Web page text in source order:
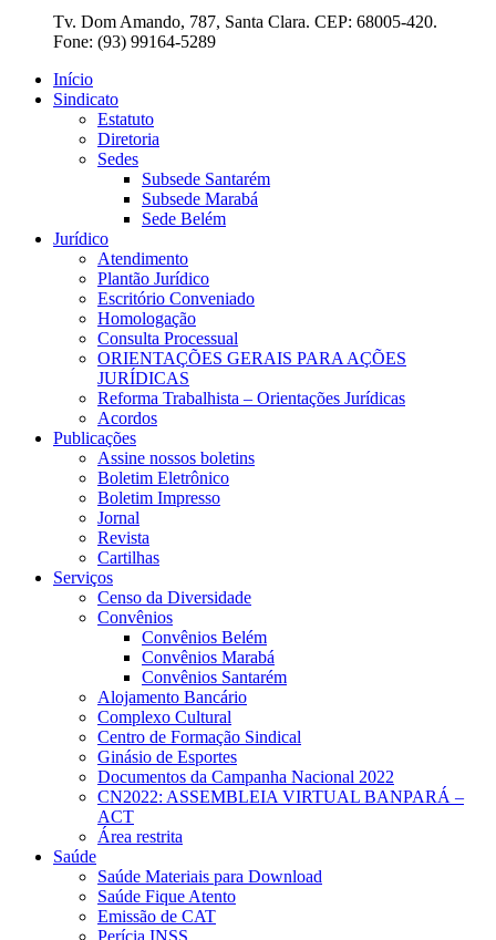
Tv. Dom Amando, 787, Santa Clara. CEP: 68005-420.
Fone: (93) 99164-5289
Início
Sindicato
Estatuto
Diretoria
Sedes
Subsede Santarém
Subsede Marabá
Sede Belém
Jurídico
Atendimento
Plantão Jurídico
Escritório Conveniado
Homologação
Consulta Processual
ORIENTAÇÕES GERAIS PARA AÇÕES
JURÍDICAS
Reforma Trabalhista – Orientações Jurídicas
Acordos
Publicações
Assine nossos boletins
Boletim Eletrônico
Boletim Impresso
Jornal
Revista
Cartilhas
Serviços
Censo da Diversidade
Convênios
Convênios Belém
Convênios Marabá
Convênios Santarém
Alojamento Bancário
Complexo Cultural
Centro de Formação Sindical
Ginásio de Esportes
Documentos da Campanha Nacional 2022
CN2022: ASSEMBLEIA VIRTUAL BANPARÁ –
ACT
Área restrita
Saúde
Saúde Materiais para Download
Saúde Fique Atento
Emissão de CAT
Perícia INSS